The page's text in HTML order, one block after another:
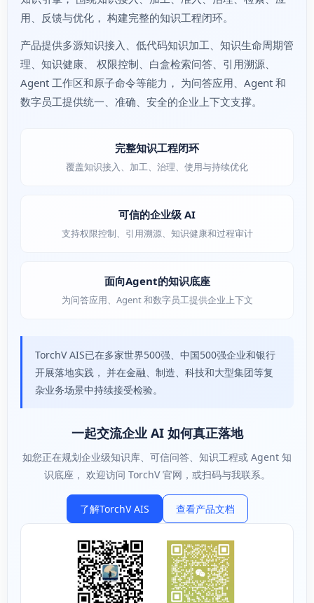
用、反馈与优化， 构建完整的知识工程闭环。
产品提供多源知识接入、低代码知识加工、知识生命周期管
理、知识健康、 权限控制、白盒检索问答、引用溯源、
Agent 工作区和原子命令等能力， 为问答应用、Agent 和
数字员工提供统一、准确、安全的企业上下文支撑。
完整知识工程闭环
覆盖知识接入、加工、治理、使用与持续优化
可信的企业级 AI
支持权限控制、引用溯源、知识健康和过程审计
面向Agent的知识底座
为问答应用、Agent 和数字员工提供企业上下文
TorchV AIS已在多家世界500强、中国500强企业和银行
开展落地实践， 并在金融、制造、科技和大型集团等复
杂业务场景中持续接受检验。
一起交流企业 AI 如何真正落地
如您正在规划企业级知识库、可信问答、知识工程或 Agent 知
识底座， 欢迎访问 TorchV 官网，或扫码与我联系。
了解TorchV AIS 查看产品文档